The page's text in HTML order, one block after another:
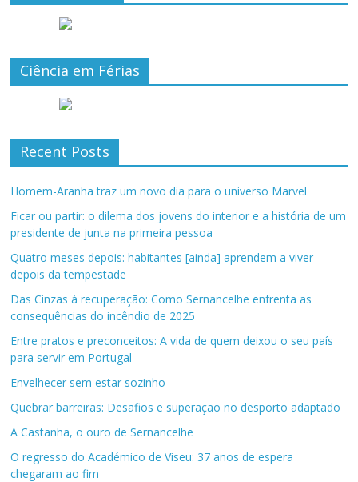
Ciência em Férias
Recent Posts
Homem-Aranha traz um novo dia para o universo Marvel
Ficar ou partir: o dilema dos jovens do interior e a história de um
presidente de junta na primeira pessoa
Quatro meses depois: habitantes [ainda] aprendem a viver
depois da tempestade
Das Cinzas à recuperação: Como Sernancelhe enfrenta as
consequências do incêndio de 2025
Entre pratos e preconceitos: A vida de quem deixou o seu país
para servir em Portugal
Envelhecer sem estar sozinho
Quebrar barreiras: Desafios e superação no desporto adaptado
A Castanha, o ouro de Sernancelhe
O regresso do Académico de Viseu: 37 anos de espera
chegaram ao fim